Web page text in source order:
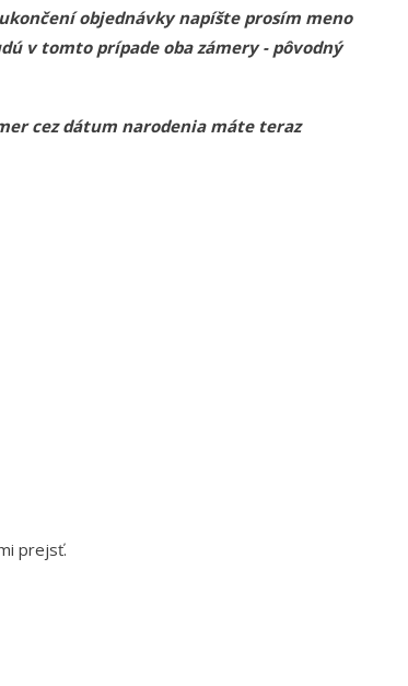
objednávky napíšte prosím meno
v tomto prípade oba zámery - pôvodný
cez dátum narodenia máte teraz
prejsť.